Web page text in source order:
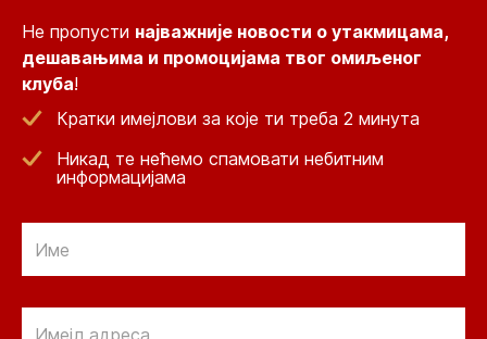
Не пропусти најважније новости о утакмицама,
дешавањима и промоцијама твог омиљеног
клуба!
Кратки имејлови за које ти треба 2 минута
Никад те нећемо спамовати небитним
информацијама